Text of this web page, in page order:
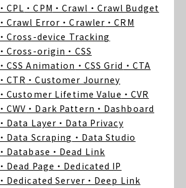
・CPL ・CPM ・Crawl ・Crawl Budget
・Crawl Error ・Crawler ・CRM
・Cross-device Tracking
・Cross-origin ・CSS
・CSS Animation ・CSS Grid ・CTA
・CTR ・Customer Journey
・Customer Lifetime Value ・CVR
・CWV ・Dark Pattern ・Dashboard
・Data Layer ・Data Privacy
・Data Scraping ・Data Studio
・Database ・Dead Link
・Dead Page ・Dedicated IP
・Dedicated Server ・Deep Link